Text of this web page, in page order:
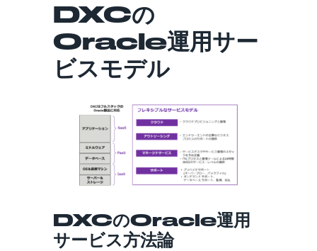
DXCの
Oracle運用サー
ビスモデル
DXCのOracle運用
サービス方法論